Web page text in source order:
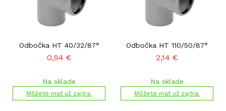
Odbočka HT 40/32/87°
0,94 €
Na sklade
Môžete mať už zajtra.
Odbočka HT 110/50/87°
2,14 €
Na sklade
Môžete mať už zajtra.